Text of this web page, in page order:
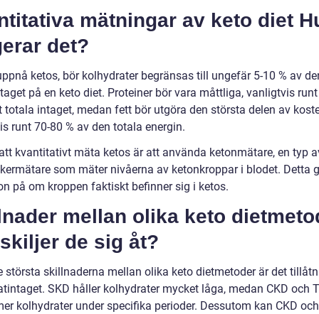
mätningar av keto diet
det?
ketos, bör kolhydrater begränsas till ungefär 5-10 % av
på en keto diet. Proteiner bör vara måttliga, vanligtvis
totala intaget, medan fett bör utgöra den största delen av
runt 70-80 % av den totala energin.
kvantitativt mäta ketos är att använda ketonmätare, en typ
som mäter nivåerna av ketonkroppar i blodet. Detta
på om kroppen faktiskt befinner sig i ketos.
mellan olika keto
de sig åt?
största skillnaderna mellan olika keto dietmetoder är det
SKD håller kolhydrater mycket låga, medan CKD och
kolhydrater under specifika perioder. Dessutom kan CKD